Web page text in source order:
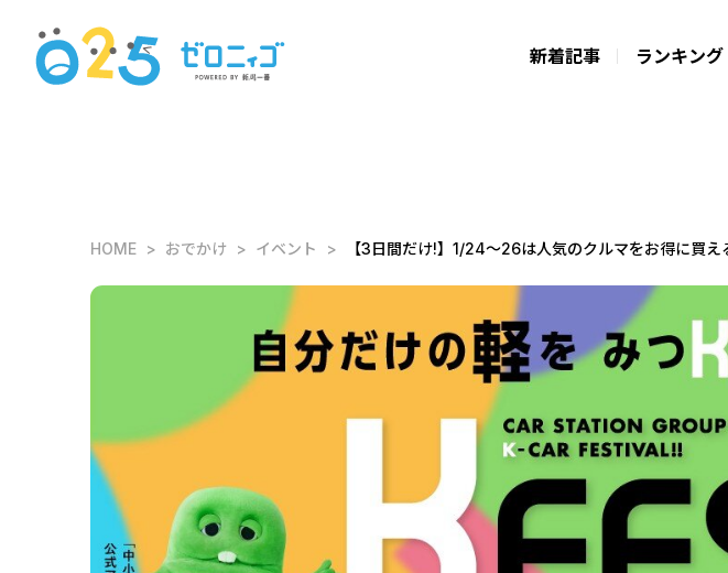
新着記事 ランキング
HOME おでかけ イベント 【3日間だけ!】1/24～26は人気のクルマをお得に買